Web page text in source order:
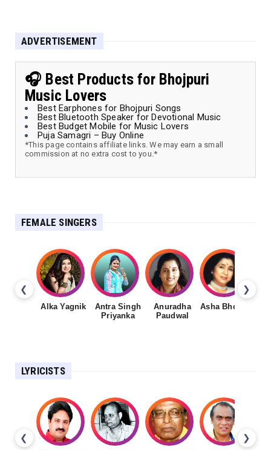
ADVERTISEMENT
🎧 Best Products for Bhojpuri
Music Lovers
Best Earphones for Bhojpuri Songs
Best Bluetooth Speaker for Devotional Music
Best Budget Mobile for Music Lovers
Puja Samagri – Buy Online
*This page contains affiliate links. We may earn a small
commission at no extra cost to you.*
FEMALE SINGERS
❮ ❯
Alka Yagnik
Antra Singh
Priyanka
Anuradha
Paudwal
Asha Bhosale
LYRICISTS
❮ ❯